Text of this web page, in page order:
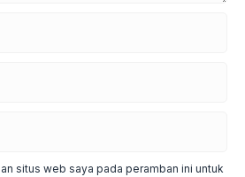
situs web saya pada peramban ini untuk